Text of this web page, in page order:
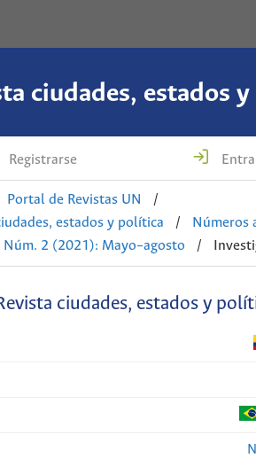
ciudades, estados
Registrarse
Portal de Revistas UN
/
estados y política
/
Números
Núm. 2 (2021): Mayo–agosto /
ciudades, estados y